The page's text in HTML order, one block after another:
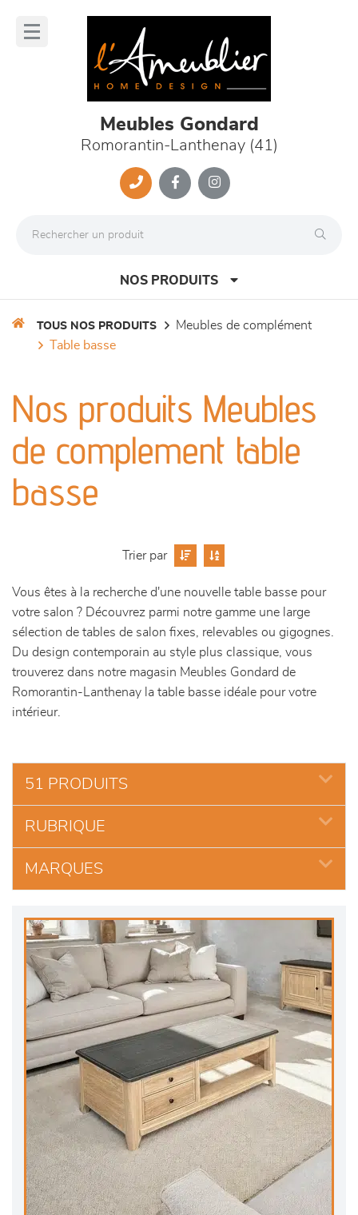
Meubles Gondard
Romorantin-Lanthenay (41)
NOS PRODUITS
séjours
meubles de complément
chambres et dressing
décoration
TOUS NOS PRODUITS
meubles de complément
table basse
Nos produits Meubles
de complement table
basse
Trier par
Vous êtes à la recherche d'une nouvelle table basse pour
votre salon ? Découvrez parmi notre gamme une large
sélection de tables de salon fixes, relevables ou gigognes.
Du design contemporain au style plus classique, vous
trouverez dans notre magasin Meubles Gondard de
Romorantin-Lanthenay la table basse idéale pour votre
intérieur.
51 PRODUITS
RUBRIQUE
MARQUES